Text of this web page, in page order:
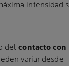
intensidad
delcontacto con
variar desde